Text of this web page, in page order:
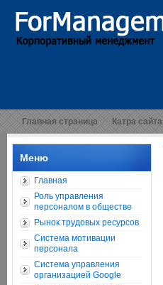
Главная страница Катра сайта
Меню
Главная
Роль управления
персоналом в обществе
Рынок трудовых ресурсов
Система мотивации
персонала
Система управления
организацией Google